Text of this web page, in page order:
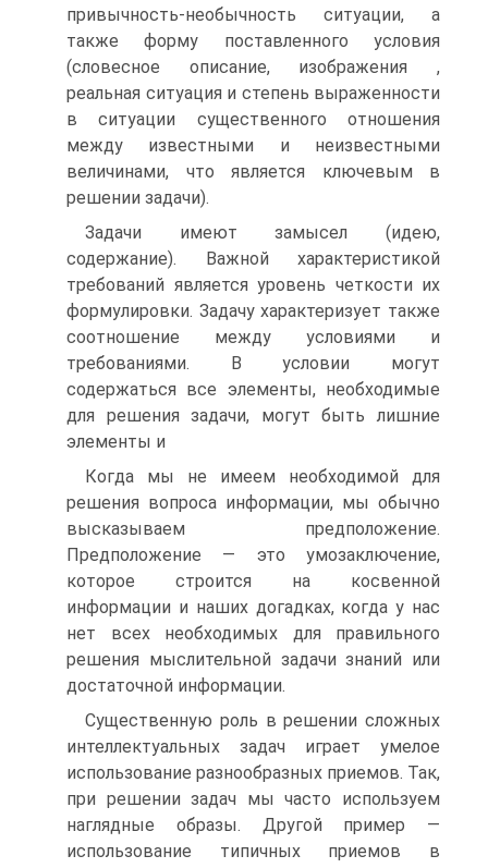
привычность-необычность ситуации, а
также форму поставленного условия
(словесное описание, изображения ,
реальная ситуация и степень выраженности
в ситуации существенного отношения
между известными и неизвестными
величинами, что является ключевым в
решении задачи).
Задачи имеют замысел (идею,
содержание). Важной характеристикой
требований является уровень четкости их
формулировки. Задачу характеризует также
соотношение между условиями и
требованиями. В условии могут
содержаться все элементы, необходимые
для решения задачи, могут быть лишние
элементы и
Когда мы не имеем необходимой для
решения вопроса информации, мы обычно
высказываем предположение.
Предположение — это умозаключение,
которое строится на косвенной
информации и наших догадках, когда у нас
нет всех необходимых для правильного
решения мыслительной задачи знаний или
достаточной информации.
Существенную роль в решении сложных
интеллектуальных задач играет умелое
использование разнообразных приемов. Так,
при решении задач мы часто используем
наглядные образы. Другой пример —
использование типичных приемов в